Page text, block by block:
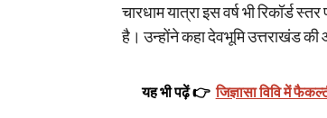
चारधाम यात्रा इस वर्ष भी रिकॉर्ड
है। उन्होंने कहा देवभूमि उत्तराखंड की
यह भी पढ़ें 👉 जिज्ञासा विवि में